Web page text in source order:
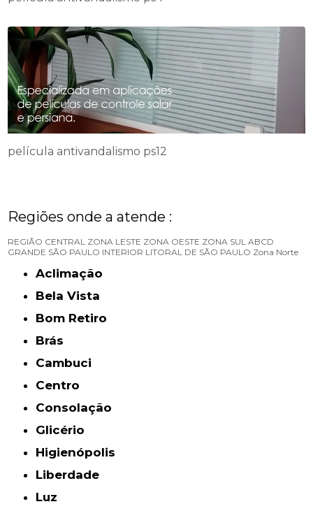
película antivandalismo ps12
Regiões onde a atende :
REGIÃO CENTRAL ZONA LESTE ZONA OESTE ZONA SUL ABCD
GRANDE SÃO PAULO INTERIOR LITORAL DE SÃO PAULO Zona Norte
Aclimação
Bela Vista
Bom Retiro
Brás
Cambuci
Centro
Consolação
Glicério
Higienópolis
Liberdade
Luz